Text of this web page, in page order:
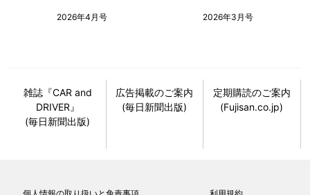
2026年4月号 2026年3月号
雑誌『CAR and
DRIVER』
(毎日新聞出版)
広告掲載のご案内
(毎日新聞出版)
定期購読のご案内
(Fujisan.co.jp)